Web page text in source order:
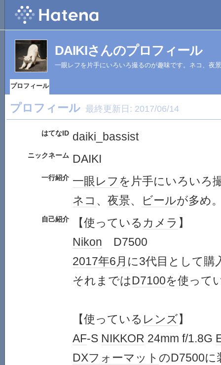
DAIKIさんのプロフィール
一眼レフを片手にいろいろ撮るのが趣味です。ネコ、夜
プロフィール
プロフィール 最終更新日: 2017/06/14
はてなID daiki_bassist
ニックネーム DAIKI
一行紹介 一眼レフ を片手にいろいろ
ネコ 、 夜景、 ビールが多め
自己紹介 【使っている カメラ 】
Nikon D7500
2017年6月 に3代目として購
それまではD7100を使って
【使っている レンズ】
AF-S NIKKOR 24mm f/1.8G
DXフォーマット のD7500に